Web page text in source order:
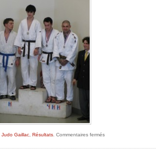
Judo Gaillac, Résultats. Commentaires ferméssur